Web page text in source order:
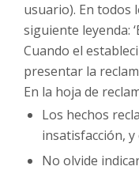
usuario). En todos
siguiente leyenda:
Cuando el
presentar la
En la hoja de
Los hechos
insatisfacción,
No olvide